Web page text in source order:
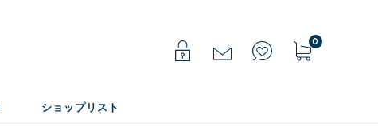
0
ショップリスト